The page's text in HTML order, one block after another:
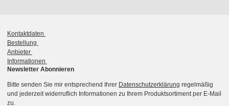
Kontaktdaten
Bestellung
Anbieter
Informationen
Newsletter Abonnieren
Bitte senden Sie mir entsprechend Ihrer Datenschutzerklärung regelmäßig
und jederzeit widerruflich Informationen zu Ihrem Produktsortiment per E-Mail
zu.